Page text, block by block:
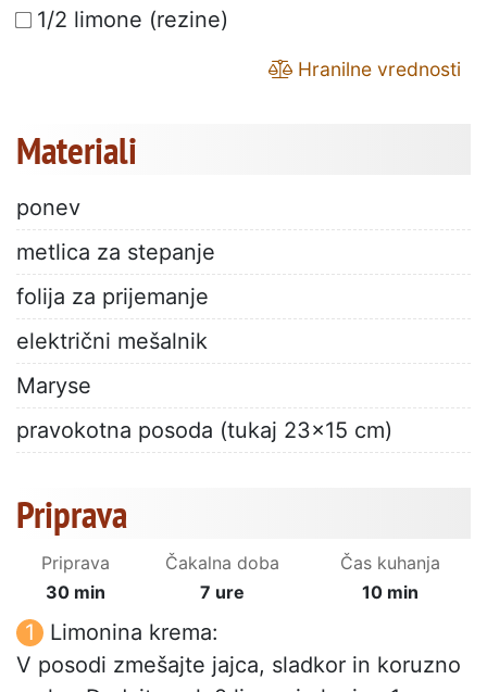
1/2 limone (rezine)
Hranilne vrednosti
Materiali
ponev
metlica za stepanje
folija za prijemanje
električni mešalnik
Maryse
pravokotna posoda (tukaj 23x15 cm)
Priprava
Priprava
30 min
Čakalna doba
7 ure
Čas kuhanja
10 min
Limonina krema:
V posodi zmešajte jajca, sladkor in koruzno